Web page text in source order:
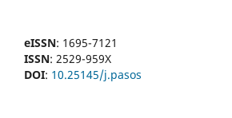
eISSN: 1695-7121
ISSN: 2529-959X
DOI: 10.25145/j.pasos